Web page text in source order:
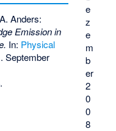
e
z
e
m
b
er
2
0
0
8
Anders:
Emission in
In: Physical
September
.